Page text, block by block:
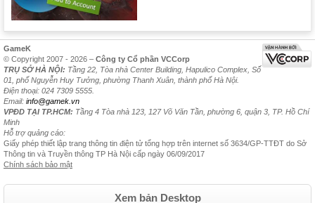
GameK
© Copyright 2007 - 2026 – Công ty Cổ phần VCCorp
TRỤ SỞ HÀ NỘI: Tầng 22, Tòa nhà Center Building, Hapulico Complex, Số
01, phố Nguyễn Huy Tưởng, phường Thanh Xuân, thành phố Hà Nội.
Điện thoại: 024 7309 5555.
Email: info@gamek.vn
VPĐD TẠI TP.HCM: Tầng 4 Tòa nhà 123, 127 Võ Văn Tần, phường 6, quận 3, TP. Hồ Chí
Minh
Hỗ trợ quảng cáo:
Giấy phép thiết lập trang thông tin điện tử tổng hợp trên internet số 3634/GP-TTĐT do Sở
Thông tin và Truyền thông TP Hà Nội cấp ngày 06/09/2017
Chính sách bảo mật
Xem bản Desktop